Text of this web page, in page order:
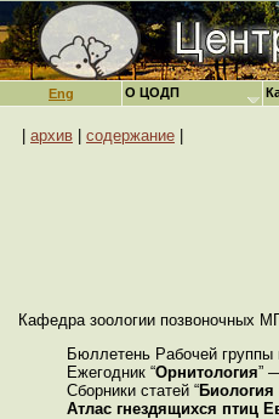
Eng
архив содержание
Кафедра зоологии позвоночных
Бюллетень Рабочей группы
Ежегодник “Орнитология”
Сборники статей “Биология
Атлас гнездящихся птиц
О ЦОДП